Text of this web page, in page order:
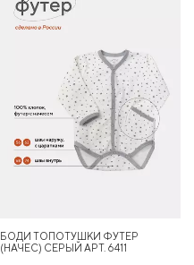
БОДИ ТОПОТУШКИ ФУТЕР
(НАЧЕС) СЕРЫЙ АРТ. 6411